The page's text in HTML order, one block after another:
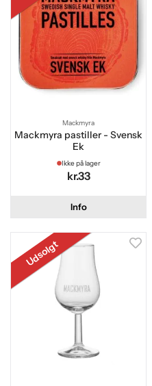
Mackmyra
Mackmyra pastiller - Svensk
Ek
Ikke på lager
kr.33
Info
Udsolgt